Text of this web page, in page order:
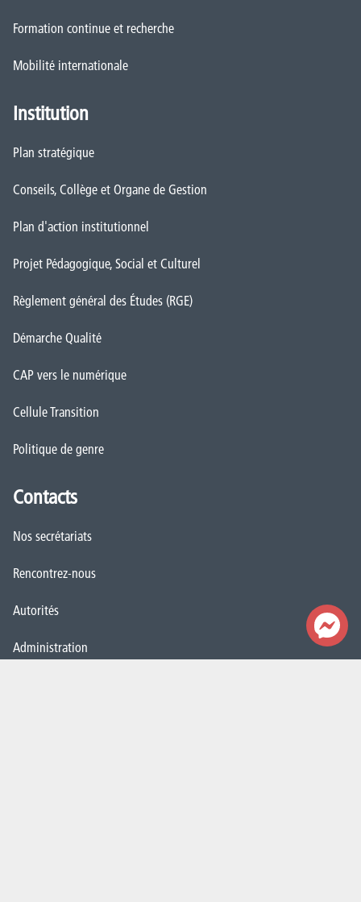
Formation continue et recherche
Mobilité internationale
Institution
Plan stratégique
Conseils, Collège et Organe de Gestion
Plan d'action institutionnel
Projet Pédagogique, Social et Culturel
Règlement général des Études (RGE)
Démarche Qualité
CAP vers le numérique
Cellule Transition
Politique de genre
Contacts
Nos secrétariats
Rencontrez-nous
Autorités
Administration